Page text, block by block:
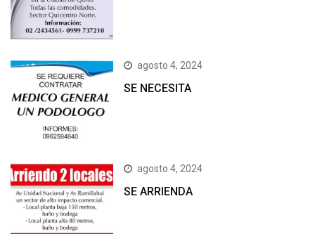
agosto 4, 2024
SE NECESITA
agosto 4, 2024
SE ARRIENDA